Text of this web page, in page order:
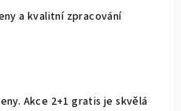
a kvalitní zpracování
je 5 z 5 hvězdiček.
Akce 2+1 gratis je skvělá